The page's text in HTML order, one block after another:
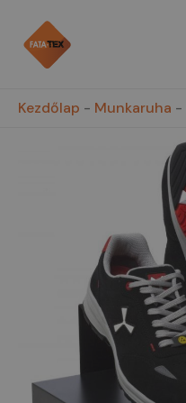
content
Kezdőlap - Munkaruha -